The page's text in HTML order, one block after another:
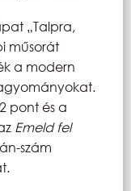
„Talpra,
műsorát
a modern
pont és a
Emeld fel
szám